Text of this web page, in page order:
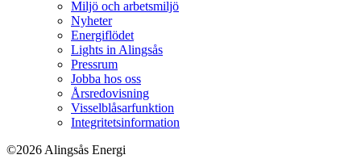
Miljö och arbetsmiljö
Nyheter
Energiflödet
Lights in Alingsås
Pressrum
Jobba hos oss
Årsredovisning
Visselblåsarfunktion
Integritetsinformation
©2026 Alingsås Energi